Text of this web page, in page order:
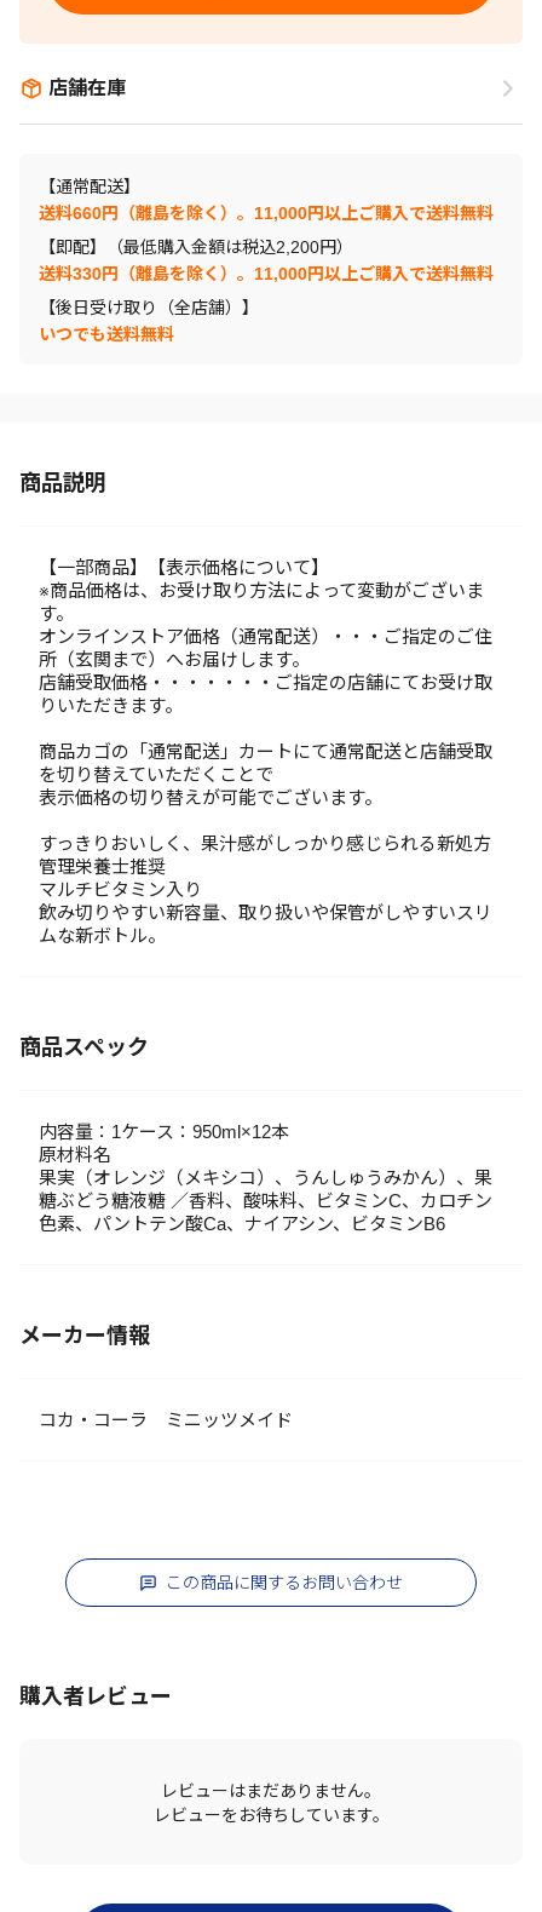
店舗在庫
【通常配送】
送料660円（離島を除く）。11,000円以上ご購入で送料無料
【即配】（最低購入金額は税込2,200円）
送料330円（離島を除く）。11,000円以上ご購入で送料無料
【後日受け取り（全店舗）】
いつでも送料無料
商品説明
【一部商品】【表示価格について】
※商品価格は、お受け取り方法によって変動がございま
す。
オンラインストア価格（通常配送）・・・ご指定のご住
所（玄関まで）へお届けします。
店舗受取価格・・・・・・・ご指定の店舗にてお受け取
りいただきます。
商品カゴの「通常配送」カートにて通常配送と店舗受取
を切り替えていただくことで
表示価格の切り替えが可能でございます。
すっきりおいしく、果汁感がしっかり感じられる新処方
管理栄養士推奨
マルチビタミン入り
飲み切りやすい新容量、取り扱いや保管がしやすいスリ
ムな新ボトル。
商品スペック
内容量：1ケース：950ml×12本
原材料名
果実（オレンジ（メキシコ）、うんしゅうみかん）、果
糖ぶどう糖液糖 ／香料、酸味料、ビタミンC、カロチン
色素、パントテン酸Ca、ナイアシン、ビタミンB6
メーカー情報
コカ・コーラ ミニッツメイド
この商品に関するお問い合わせ
購入者レビュー
レビューはまだありません。
レビューをお待ちしています。